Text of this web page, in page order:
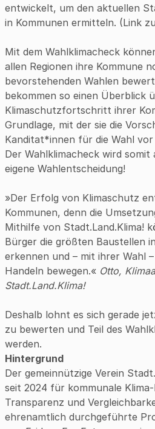
entwickelt, um den aktuellen
in Kommunen ermitteln. (Link
Mit dem Wahlklimacheck
allen Regionen ihre Kommune
bevorstehenden Wahlen
bekommen so einen Überblick
Klimaschutzfortschritt ihrer
Grundlage, mit der sie die
Kanditat*innen für die Wahl
Der Wahlklimacheck wird somit
eigene Wahlentscheidung!
»Der Erfolg von Klimaschutz
Kommunen, denn die
Mithilfe von Stadt.Land.Klima!
Bürger die größten Baustellen
erkennen und – mit ihrer Wahl
Handeln bewegen.« Otto,
Stadt.Land.Klima!
Deshalb lohnt es sich gerade
zu bewerten und Teil des
werden.
Hintergrund
Der gemeinnützige Verein
seit 2024 für kommunale
Transparenz und
ehrenamtlich durchgeführte